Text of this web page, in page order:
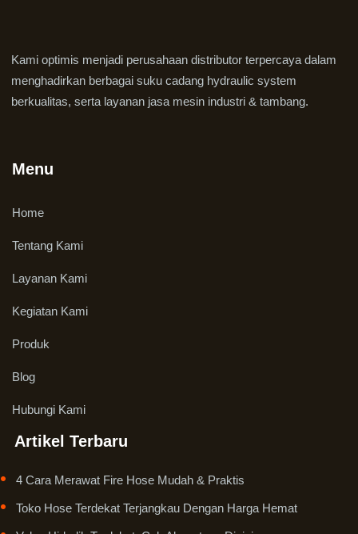
Kami optimis menjadi perusahaan distributor terpercaya dalam
menghadirkan berbagai suku cadang hydraulic system
berkualitas, serta layanan jasa mesin industri & tambang.
Menu
Home
Tentang Kami
Layanan Kami
Kegiatan Kami
Produk
Blog
Hubungi Kami
Artikel Terbaru
4 Cara Merawat Fire Hose Mudah & Praktis
Toko Hose Terdekat Terjangkau Dengan Harga Hemat